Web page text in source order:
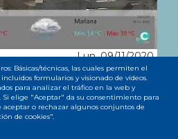
Lun, 09/11/2020
Youtube
Básicas/técnicas, las cuales permiten el
formularios y visionado de vídeos.
para analizar el tráfico en la web y
elige "Aceptar" da su consentimiento para
aceptar o rechazar algunos conjuntos de
de cookies".